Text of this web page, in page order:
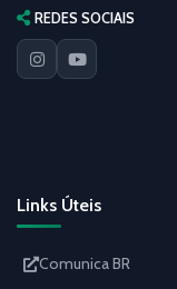
REDES SOCIAIS
Links Úteis
Comunica BR